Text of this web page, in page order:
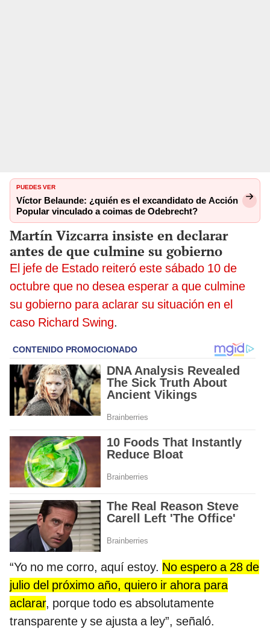
PUEDES VER
Víctor Belaunde: ¿quién es el excandidato de Acción
Popular vinculado a coimas de Odebrecht?
Martín Vizcarra insiste en declarar
antes de que culmine su gobierno
El jefe de Estado reiteró este sábado 10 de
octubre que no desea esperar a que culmine
su gobierno para aclarar su situación en el
caso Richard Swing.
“Yo no me corro, aquí estoy. No espero a 28 de
julio del próximo año, quiero ir ahora para
aclarar, porque todo es absolutamente
transparente y se ajusta a ley”, señaló.